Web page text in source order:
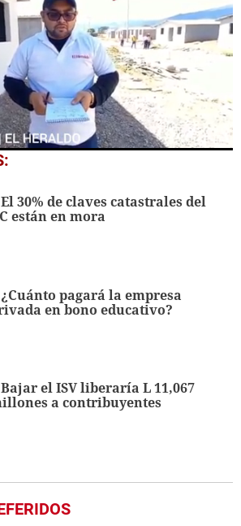
El 30% de claves catastrales del
están en mora
¿Cuánto pagará la empresa
en bono educativo?
Bajar el ISV liberaría L 11,067
a contribuyentes